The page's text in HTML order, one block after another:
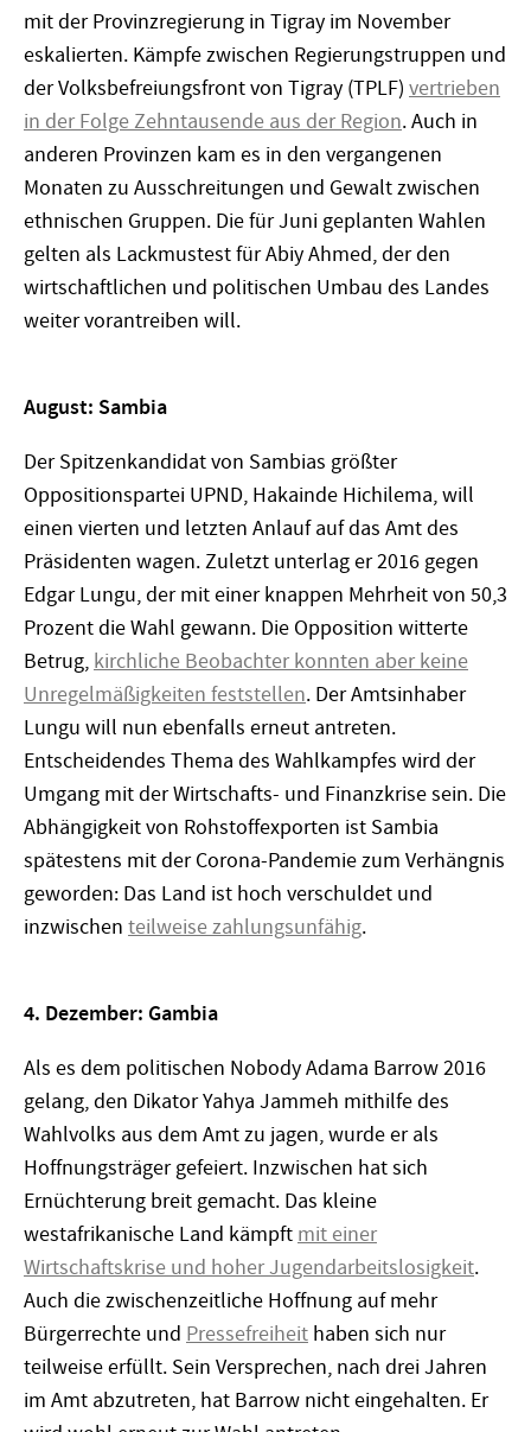
mit der Provinzregierung in Tigray im November
eskalierten. Kämpfe zwischen Regierungstruppen und
der Volksbefreiungsfront von Tigray (TPLF) vertrieben
in der Folge Zehntausende aus der Region. Auch in
anderen Provinzen kam es in den vergangenen
Monaten zu Ausschreitungen und Gewalt zwischen
ethnischen Gruppen. Die für Juni geplanten Wahlen
gelten als Lackmustest für Abiy Ahmed, der den
wirtschaftlichen und politischen Umbau des Landes
weiter vorantreiben will.
August: Sambia
Der Spitzenkandidat von Sambias größter
Oppositionspartei UPND, Hakainde Hichilema, will
einen vierten und letzten Anlauf auf das Amt des
Präsidenten wagen. Zuletzt unterlag er 2016 gegen
Edgar Lungu, der mit einer knappen Mehrheit von 50,3
Prozent die Wahl gewann. Die Opposition witterte
Betrug, kirchliche Beobachter konnten aber keine
Unregelmäßigkeiten feststellen. Der Amtsinhaber
Lungu will nun ebenfalls erneut antreten.
Entscheidendes Thema des Wahlkampfes wird der
Umgang mit der Wirtschafts- und Finanzkrise sein. Die
Abhängigkeit von Rohstoffexporten ist Sambia
spätestens mit der Corona-Pandemie zum Verhängnis
geworden: Das Land ist hoch verschuldet und
inzwischen teilweise zahlungsunfähig.
4. Dezember: Gambia
Als es dem politischen Nobody Adama Barrow 2016
gelang, den Dikator Yahya Jammeh mithilfe des
Wahlvolks aus dem Amt zu jagen, wurde er als
Hoffnungsträger gefeiert. Inzwischen hat sich
Ernüchterung breit gemacht. Das kleine
westafrikanische Land kämpft mit einer
Wirtschaftskrise und hoher Jugendarbeitslosigkeit.
Auch die zwischenzeitliche Hoffnung auf mehr
Bürgerrechte und Pressefreiheit haben sich nur
teilweise erfüllt. Sein Versprechen, nach drei Jahren
im Amt abzutreten, hat Barrow nicht eingehalten. Er